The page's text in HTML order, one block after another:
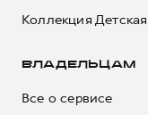
Коллекция Детская
ВЛАДЕЛЬЦАМ
Все о сервисе